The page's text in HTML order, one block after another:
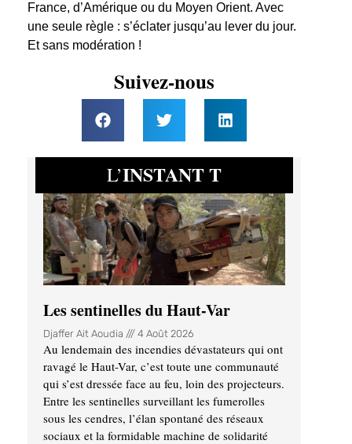
France, d’Amérique ou du Moyen Orient. Avec
une seule règle : s’éclater jusqu’au lever du jour.
Et sans modération !
Suivez-nous
L’INSTANT T
Les sentinelles du Haut-Var
Djaffer Ait Aoudia 4 Août 2026
Au lendemain des incendies dévastateurs qui ont
ravagé le Haut-Var, c’est toute une communauté
qui s’est dressée face au feu, loin des projecteurs.
Entre les sentinelles surveillant les fumerolles
sous les cendres, l’élan spontané des réseaux
sociaux et la formidable machine de solidarité